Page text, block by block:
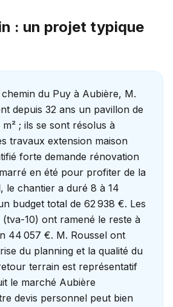
: un projet typique
du Puy à Aubière, M.
depuis 32 ans un pavillon de
; ils se sont résolus à
travaux extension maison
forte demande rénovation
en été pour profiter de la
le chantier a duré 8 à 14
budget total de 62 938 €. Les
(tva-10) ont ramené le reste à
44 057 €. M. Roussel ont
du planning et la qualité du
terrain est représentatif
le marché Aubière
devis personnel peut bien